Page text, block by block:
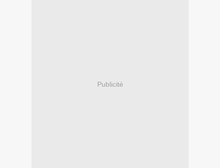
Publicité